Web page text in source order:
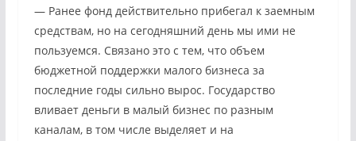
— Ранее фонд действительно прибегал к заемным
средствам, но на сегодняшний день мы ими не
пользуемся. Связано это с тем, что объем
бюджетной поддержки малого бизнеса за
последние годы сильно вырос. Государство
вливает деньги в малый бизнес по разным
каналам, в том числе выделяет и на